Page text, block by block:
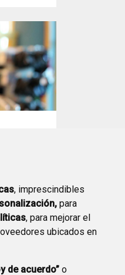
, imprescindibles
para
, para mejorar el
ubicados en
de acuerdo” o